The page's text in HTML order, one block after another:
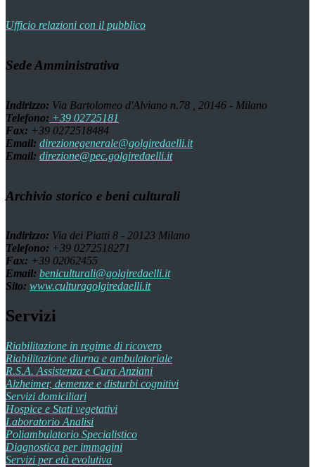
Ufficio relazioni con il pubblico
Sede Amministrativa
Indirizzo: Via Bartolomeo d'Alviano n.78 , 20146 - Milano
Telefono: +39 02725181
Fax: +39 0272518484
Email: direzionegenerale@golgiredaelli.it
Email: direzione@pec.golgiredaelli.it
Archivio storico e beni culturali
Indirizzo: Via dei Piatti 8 - 20123 Milano
Telefono: +39 0272518271
Fax: +39 02062455
Email: beniculturali@golgiredaelli.it
Sito: www.culturagolgiredaelli.it
Servizi
Riabilitazione in regime di ricovero
Riabilitazione diurna e ambulatoriale
R.S.A. Assistenza e Cura Anziani
Alzheimer, demenze e disturbi cognitivi
Servizi domiciliari
Hospice e Stati vegetativi
Laboratorio Analisi
Poliambulatorio Specialistico
Diagnostica per immagini
Servizi per età evolutiva